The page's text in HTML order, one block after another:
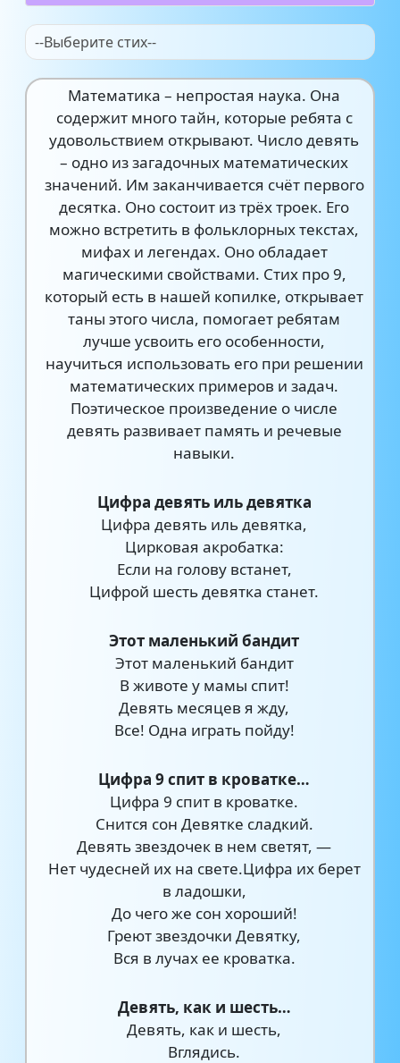
--Выберите стих--
Математика – непростая наука. Она
содержит много тайн, которые ребята с
удовольствием открывают. Число девять
– одно из загадочных математических
значений. Им заканчивается счёт первого
десятка. Оно состоит из трёх троек. Его
можно встретить в фольклорных текстах,
мифах и легендах. Оно обладает
магическими свойствами. Стих про 9,
который есть в нашей копилке, открывает
таны этого числа, помогает ребятам
лучше усвоить его особенности,
научиться использовать его при решении
математических примеров и задач.
Поэтическое произведение о числе
девять развивает память и речевые
навыки.
Цифра девять иль девятка
Цифра девять иль девятка,
Цирковая акробатка:
Если на голову встанет,
Цифрой шесть девятка станет.
Этот маленький бандит
Этот маленький бандит
В животе у мамы спит!
Девять месяцев я жду,
Все! Одна играть пойду!
Цифра 9 спит в кроватке…
Цифра 9 спит в кроватке.
Снится сон Девятке сладкий.
Девять звездочек в нем светят, —
Нет чудесней их на свете.Цифра их берет
в ладошки,
До чего же сон хороший!
Греют звездочки Девятку,
Вся в лучах ее кроватка.
Девять, как и шесть…
Девять, как и шесть,
Вглядись.